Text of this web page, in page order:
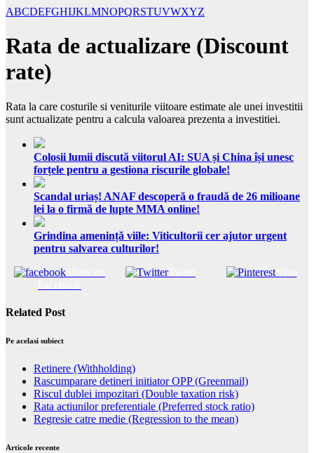
ABCDEFGHIJKLMNOPQRSTUVWXYZ
Rata de actualizare (Discount
rate)
Rata la care costurile si veniturile viitoare estimate ale unei investitii
sunt actualizate pentru a calcula valoarea prezenta a investitiei.
Colosii lumii discută viitorul AI: SUA și China își unesc
forțele pentru a gestiona riscurile globale!
Scandal uriaș! ANAF descoperă o fraudă de 26 milioane
lei la o firmă de lupte MMA online!
Grindina amenință viile: Viticultorii cer ajutor urgent
pentru salvarea culturilor!
Tweet Save
Related Post
Pe acelasi subiect
Retinere (Withholding)
Rascumparare detineri initiator OPP (Greenmail)
Riscul dublei impozitari (Double taxation risk)
Rata actiunilor preferentiale (Preferred stock ratio)
Regresie catre medie (Regression to the mean)
Articole recente